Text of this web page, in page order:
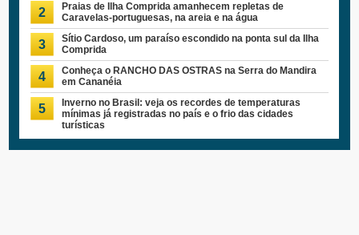
2
Praias de Ilha Comprida amanhecem repletas de
Caravelas-portuguesas, na areia e na água
3
Sítio Cardoso, um paraíso escondido na ponta sul da Ilha
Comprida
4
Conheça o RANCHO DAS OSTRAS na Serra do Mandira
em Cananéia
5
Inverno no Brasil: veja os recordes de temperaturas
mínimas já registradas no país e o frio das cidades
turísticas